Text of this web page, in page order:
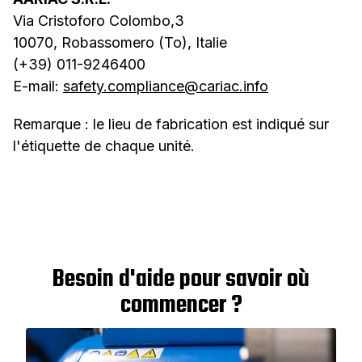
Via Cristoforo Colombo,3​
10070, Robassomero (To), Italie
(+39) 011-9246400
E-mail: safety.compliance@cariac.info
Remarque : le lieu de fabrication est indiqué sur
l'étiquette de chaque unité.
Besoin d'aide pour savoir où
commencer ?